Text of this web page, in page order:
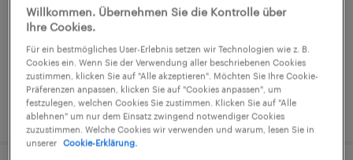
Arbeitnehmerüberlassung
€15,69 - €25,88 pro Stunde
Industrie und Handwerk
3. August 2026
Willkommen. Übernehmen Sie die Kontrolle über
Ihre Cookies.
Für ein bestmögliches User-Erlebnis setzen wir Technologien wie z. B.
Cookies ein. Wenn Sie der Verwendung aller beschriebenen Cookies
zustimmen, klicken Sie auf "Alle akzeptieren". Möchten Sie Ihre Cookie-
Präferenzen anpassen, klicken Sie auf "Cookies anpassen", um
festzulegen, welchen Cookies Sie zustimmen. Klicken Sie auf "Alle
ablehnen" um nur dem Einsatz zwingend notwendiger Cookies
zuzustimmen. Welche Cookies wir verwenden und warum, lesen Sie in
unserer
Cookie-Erklärung.